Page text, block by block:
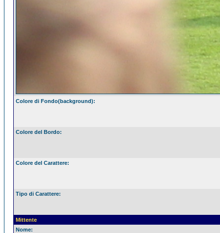
Colore di Fondo(background):
Colore del Bordo:
Colore del Carattere:
Tipo di Carattere:
Mittente
Nome: